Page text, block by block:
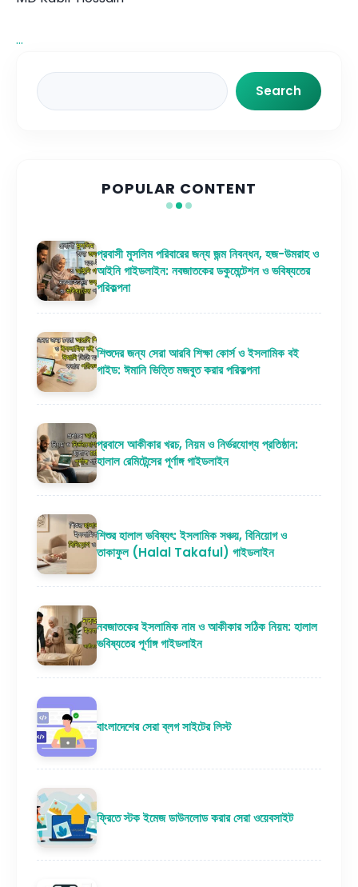
...
Search
Search
POPULAR CONTENT
প্রবাসী মুসলিম পরিবারের জন্য জন্ম নিবন্ধন, হজ-উমরাহ ও
আইনি গাইডলাইন: নবজাতকের ডকুমেন্টেশন ও ভবিষ্যতের
পরিকল্পনা
শিশুদের জন্য সেরা আরবি শিক্ষা কোর্স ও ইসলামিক বই
গাইড: ঈমানি ভিত্তি মজবুত করার পরিকল্পনা
প্রবাসে আকীকার খরচ, নিয়ম ও নির্ভরযোগ্য প্রতিষ্ঠান:
হালাল রেমিটেন্সের পূর্ণাঙ্গ গাইডলাইন
শিশুর হালাল ভবিষ্যৎ: ইসলামিক সঞ্চয়, বিনিয়োগ ও
তাকাফুল (Halal Takaful) গাইডলাইন
নবজাতকের ইসলামিক নাম ও আকীকার সঠিক নিয়ম: হালাল
ভবিষ্যতের পূর্ণাঙ্গ গাইডলাইন
বাংলাদেশের সেরা ব্লগ সাইটের লিস্ট
ফ্রিতে স্টক ইমেজ ডাউনলোড করার সেরা ওয়েবসাইট